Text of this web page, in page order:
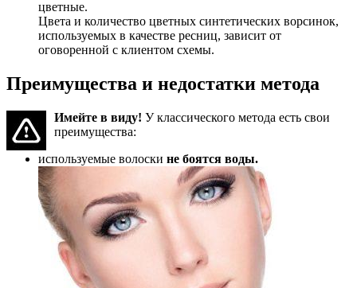
цветные.
Цвета и количество цветных синтетических ворсинок,
используемых в качестве ресниц, зависит от
оговоренной с клиентом схемы.
Преимущества и недостатки метода
Имейте в виду! У классического метода есть свои
преимущества:
используемые волоски не боятся воды.